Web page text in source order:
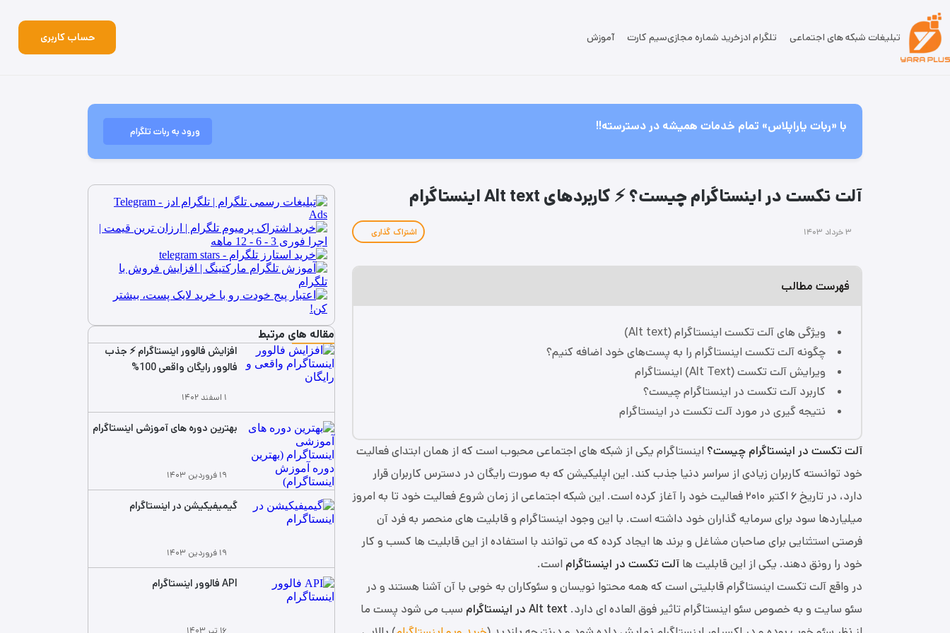
تبلیغات شبکه های اجتماعی تلگرام ادزخرید شماره مجازیسیم کارت آموزش حساب کاربری
با «ربات یاراپلاس» تمام خدمات همیشه در دسترسته!! ورود به ربات تلگرام
آلت تکست در اینستاگرام چیست؟ ⚡️ کاربردهای Alt text اینستاگرام
۳ خرداد ۱۴۰۳ اشتراک گذاری
فهرست مطالب
ویژگی های آلت تکست اینستاگرام (Alt text)
چگونه آلت تکست اینستاگرام را به پست‌های خود اضافه کنیم؟
ویرایش آلت تکست (Alt Text) اینستاگرام
کاربرد آلت تکست در اینستاگرام چیست؟
نتیجه گیری در مورد آلت تکست در اینستاگرام
آلت تکست در اینستاگرام چیست؟ اینستاگرام یکی از شبکه های اجتماعی محبوب است که از همان ابتدای فعالیت
خود توانسته کاربران زیادی از سراسر دنیا جذب کند. این اپلیکیشن که به صورت رایگان در دسترس کاربران قرار
دارد، در تاریخ ۶ اکتبر ۲۰۱۰ فعالیت خود را آغاز کرده است. این شبکه اجتماعی از زمان شروع فعالیت خود تا به امروز
میلیاردها سود برای سرمایه گذاران خود داشته است. با این وجود اینستاگرام و قابلیت های منحصر به فرد آن
فرصتی استثنایی برای صاحبان مشاغل و برند ها ایجاد کرده که می توانند با استفاده از این قابلیت ها کسب و کار
خود را رونق دهند. یکی از این قابلیت ها آلت تکست در اینستاگرام است.
در واقع آلت تکست اینستاگرام قابلیتی است که همه محتوا نویسان و سئوکاران به خوبی با آن آشنا هستند و در
سئو سایت و به خصوص سئو اینستاگرام تاثیر فوق العاده ای دارد. Alt text در اینستاگرام
سبب می شود پست ما
مقاله های مرتبط
افزایش فالوور اینستاگرام ⚡ جذب
فالوور رایگان واقعی 100%
۱ اسفند ۱۴۰۲
بهترین دوره های آموزشی اینستاگرام
۱۹ فروردین ۱۴۰۳
گیمیفیکیشن در اینستاگرام
۱۹ فروردین ۱۴۰۳
API فالوور اینستاگرام
۱۶ تیر ۱۴۰۳